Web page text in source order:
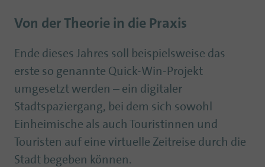
Von der Theorie in die Praxis
Ende dieses Jahres soll beispielsweise das
erste so genannte Quick-Win-Projekt
umgesetzt werden – ein digitaler
Stadtspaziergang, bei dem sich sowohl
Einheimische als auch Touristinnen und
Touristen auf eine virtuelle Zeitreise durch die
Stadt begeben können.